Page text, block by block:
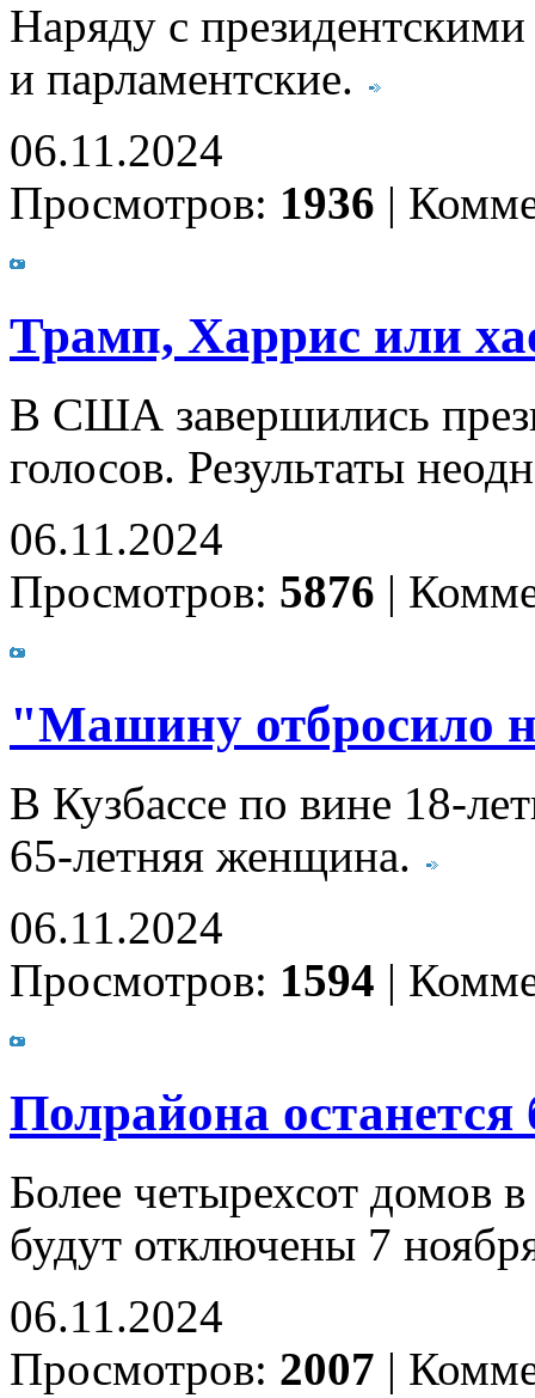
Наряду с
и парламентские.
06.11.2024
Просмотров: 1936 |
Трамп, Харрис или
В США завершились
голосов. Результаты
06.11.2024
Просмотров: 5876 |
"Машину отбросило
В Кузбассе по вине 18-
65-летняя женщина.
06.11.2024
Просмотров: 1594 |
Полрайона останется
Более четырехсот домов
будут отключены 7
06.11.2024
Просмотров: 2007 |